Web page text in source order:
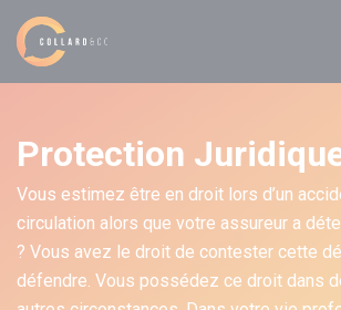
Protection
Vous estimez être en droit lors d’un
circulation alors que votre assureur a
? Vous avez le droit de contester cette
défendre. Vous possédez ce droit dans